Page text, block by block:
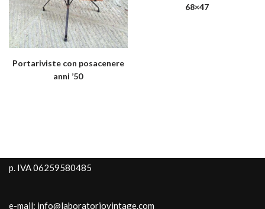
Portariviste con posacenere
anni ’50
68×47
p. IVA 06259580485
e-mail: info@laboratoriovintage.com